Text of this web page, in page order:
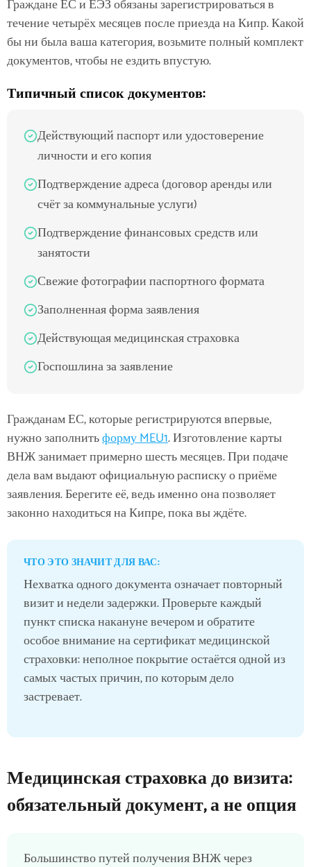
Граждане ЕС и ЕЭЗ обязаны зарегистрироваться в
течение четырёх месяцев после приезда на Кипр. Какой
бы ни была ваша категория, возьмите полный комплект
документов, чтобы не ездить впустую.
Типичный список документов:
Действующий паспорт или удостоверение
личности и его копия
Подтверждение адреса (договор аренды или
счёт за коммунальные услуги)
Подтверждение финансовых средств или
занятости
Свежие фотографии паспортного формата
Заполненная форма заявления
Действующая медицинская страховка
Госпошлина за заявление
Гражданам ЕС, которые регистрируются впервые,
нужно заполнитьформу MEU1. Изготовление карты
ВНЖ занимает примерно шесть месяцев. При подаче
дела вам выдают официальную расписку о приёме
заявления. Берегите её, ведь именно она позволяет
законно находиться на Кипре, пока вы ждёте.
ЧТО ЭТО ЗНАЧИТ ДЛЯ ВАС:
Нехватка одного документа означает повторный
визит и недели задержки. Проверьте каждый
пункт списка накануне вечером и обратите
особое внимание на сертификат медицинской
страховки: неполное покрытие остаётся одной из
самых частых причин, по которым дело
застревает.
Медицинская страховка до визита:
обязательный документ, а не опция
Большинство путей получения ВНЖ через